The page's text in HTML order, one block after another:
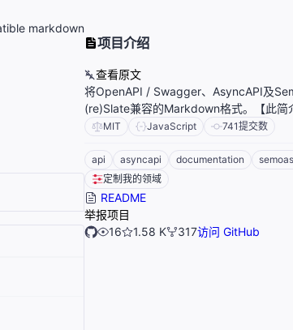
markdown
项目介绍
查看原文
将OpenAPI / Swagger、AsyncAPI及
(re)Slate兼容的Markdown格式。【此简
MIT JavaScript 741提交数
api asyncapi documentation
定制我的领域
README
举报项目
16
1.58 K 317访问 GitHub